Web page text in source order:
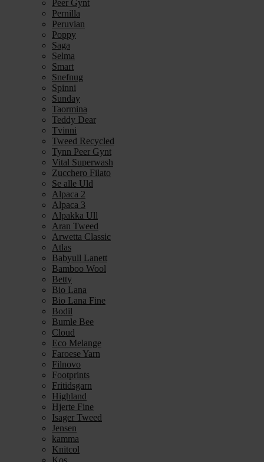
Peer Gynt
Pernilla
Peruvian
Poppy
Saga
Selma
Smart
Snefnug
Spinni
Sunday
Taormina
Teddy Dear
Tvinni
Tweed Recycled
Tynn Peer Gynt
Vital Superwash
Zucchero Filato
Se alle Uld
Alpaca 2
Alpaca 3
Alpakka Ull
Aran Tweed
Arwetta Classic
Atlas
Babyull Lanett
Bamboo Wool
Betty
Bio Lana
Bio Lana Fine
Bodil
Bumle Bee
Cloud
Eco Melange
Faroese Yarn
Filnovo
Footprints
Fritidsgarn
Highland
Hjerte Fine
Isager Tweed
Jensen
kamma
Knitcol
Kos